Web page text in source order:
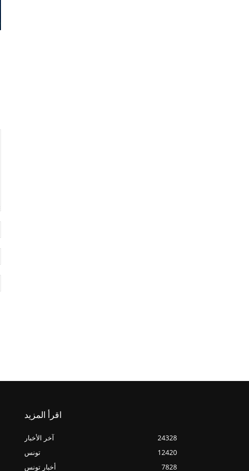
اقرأ المزيد
آخر الأخبار
24328
تونس
12420
أخبار تونس
7828